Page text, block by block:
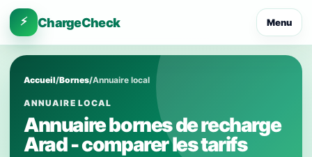
⚡ ChargeCheck Menu
Accueil/Bornes/Annuaire local
ANNUAIRE LOCAL
Annuaire bornes de recharge
Arad - comparer les tarifs